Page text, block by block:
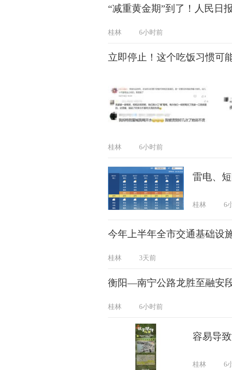
“减重黄金期”到了！人民日
桂林 6小时前
立即停止！这个吃饭习惯可
桂林 6小时前
雷电、
桂林 6
今年上半年全市交通基础设
桂林 3天前
衡阳—南宁公路龙胜至融安
桂林 6小时前
容易导
桂林 6